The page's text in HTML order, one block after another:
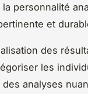
personnalité
et
des
les
analyses